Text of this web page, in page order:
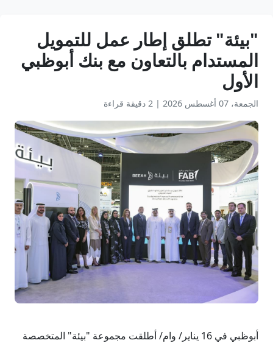
"بيئة" تطلق إطار عمل للتمويل
المستدام بالتعاون مع بنك أبوظبي
الأول
الجمعة، 07 أغسطس 2026 | 2 دقيقة قراءة
أبوظبي في 16 يناير/ وام/ أطلقت مجموعة "بيئة" المتخصصة